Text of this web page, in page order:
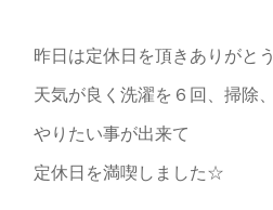
昨日は定休日を頂きありがと
天気が良く洗濯を６回、掃除
やりたい事が出来て
定休日を満喫しました☆